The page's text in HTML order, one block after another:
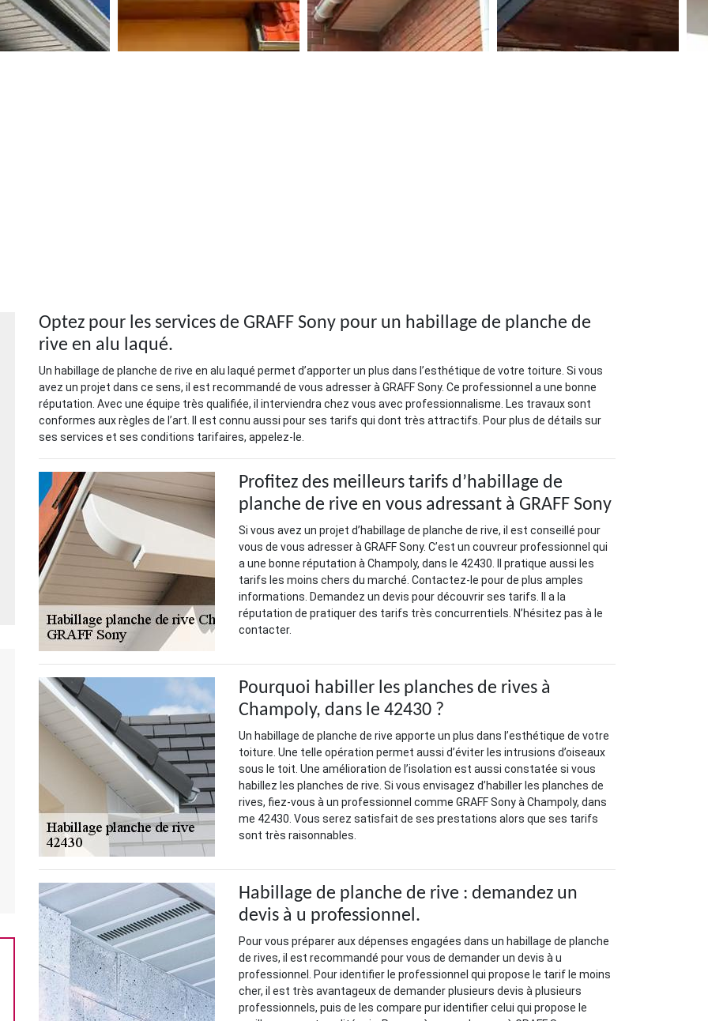
Optez pour les services de GRAFF Sony pour un habillage de planche de
rive en alu laqué.
Un habillage de planche de rive en alu laqué permet d’apporter un plus dans l’esthétique de votre toiture. Si vous
avez un projet dans ce sens, il est recommandé de vous adresser à GRAFF Sony. Ce professionnel a une bonne
réputation. Avec une équipe très qualifiée, il interviendra chez vous avec professionnalisme. Les travaux sont
conformes aux règles de l’art. Il est connu aussi pour ses tarifs qui dont très attractifs. Pour plus de détails sur
ses services et ses conditions tarifaires, appelez-le.
Profitez des meilleurs tarifs d’habillage de
planche de rive en vous adressant à GRAFF Sony
Si vous avez un projet d’habillage de planche de rive, il est conseillé pour
vous de vous adresser à GRAFF Sony. C’est un couvreur professionnel qui
a une bonne réputation à Champoly, dans le 42430. Il pratique aussi les
tarifs les moins chers du marché. Contactez-le pour de plus amples
informations. Demandez un devis pour découvrir ses tarifs. Il a la
réputation de pratiquer des tarifs très concurrentiels. N’hésitez pas à le
contacter.
Pourquoi habiller les planches de rives à
Champoly, dans le 42430 ?
Un habillage de planche de rive apporte un plus dans l’esthétique de votre
toiture. Une telle opération permet aussi d’éviter les intrusions d’oiseaux
sous le toit. Une amélioration de l’isolation est aussi constatée si vous
habillez les planches de rive. Si vous envisagez d’habiller les planches de
rives, fiez-vous à un professionnel comme GRAFF Sony à Champoly, dans
me 42430. Vous serez satisfait de ses prestations alors que ses tarifs
sont très raisonnables.
Habillage de planche de rive : demandez un
devis à u professionnel.
Pour vous préparer aux dépenses engagées dans un habillage de planche
de rives, il est recommandé pour vous de demander un devis à u
professionnel. Pour identifier le professionnel qui propose le tarif le moins
cher, il est très avantageux de demander plusieurs devis à plusieurs
professionnels, puis de les compare pur identifier celui qui propose le